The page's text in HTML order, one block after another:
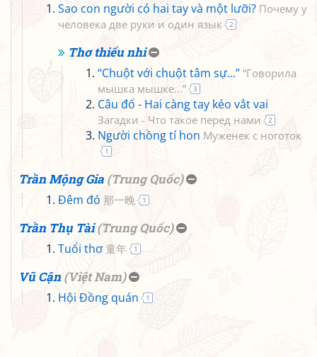
Sao con người có hai tay và một lưỡi? Почему у
человека две руки и один язык
2
Thơ thiếu nhi
“Chuột với chuột tâm sự...” “Говорила
мышка мышке...”
3
Câu đố - Hai càng tay kéo vắt vai
Загадки - Что такое перед нами 2
Người chồng tí hon Муженек с ноготок
1
Trần Mộng Gia (Trung Quốc)
Đêm đó 那一晚 1
Trần Thụ Tài (Trung Quốc)
Tuổi thơ 童年 1
Vũ Cận (Việt Nam)
Hội Đồng quán 1